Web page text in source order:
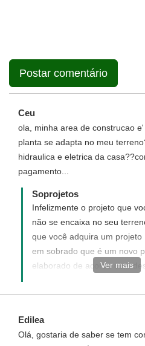
Ceu
ola, minha area de construcao
planta se adapta no meu
hidraulica e eletrica da
pagamento...
Soprojetos
Infelizmente o projeto que
não se encaixa no seu
que você adquira um projeto
em sobrado que é um novo
elaborado de acordo com
adquirir um projeto
Ver mais
Edilea
Olá, gostaria de saber se tem